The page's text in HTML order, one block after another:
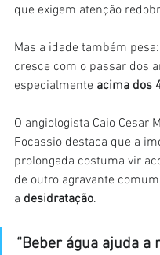
que exigem atenção
Mas a idade também
cresce com o passar dos
especialmente acima dos
O angiologista Caio Cesar
Focassio destaca que a
prolongada costuma vir
de outro agravante
a desidratação.
“Beber água ajuda a